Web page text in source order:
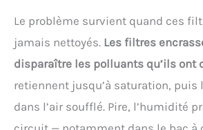
Le problème survient quand ces
jamais nettoyés. Les filtres
disparaître les polluants qu’ils ont
retiennent jusqu’à saturation, puis
dans l’air soufflé. Pire, l’humidité